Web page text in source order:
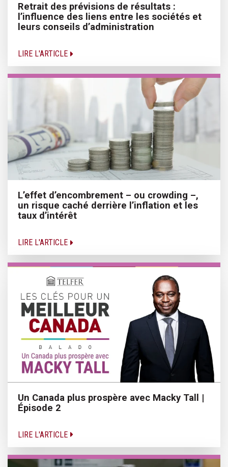
Retrait des prévisions de résultats :
l’influence des liens entre les sociétés et
leurs conseils d’administration
LIRE L'ARTICLE
L’effet d’encombrement – ou crowding –,
un risque caché derrière l’inflation et les
taux d’intérêt
LIRE L'ARTICLE
Un Canada plus prospère avec Macky Tall |
Épisode 2
LIRE L'ARTICLE